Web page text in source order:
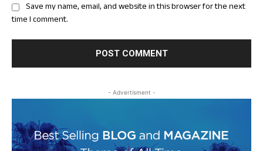
Save my name, email, and website in this browser for the next
time I comment.
- Advertisment -